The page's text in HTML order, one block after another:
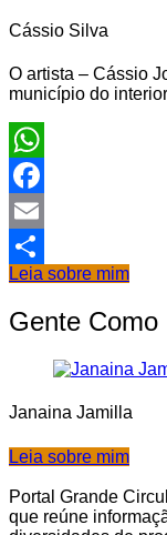
Cássio Silva
O artista – Cássio
município do
WhatsApp
Facebook
Email
Share
Leia sobre mim
Gente Como
Janaina Jamilla
Leia sobre mim
Portal Grande
que reúne